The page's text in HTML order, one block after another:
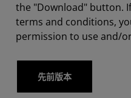
the "Download" button.
terms and conditions,
permission to use and/
先前版本